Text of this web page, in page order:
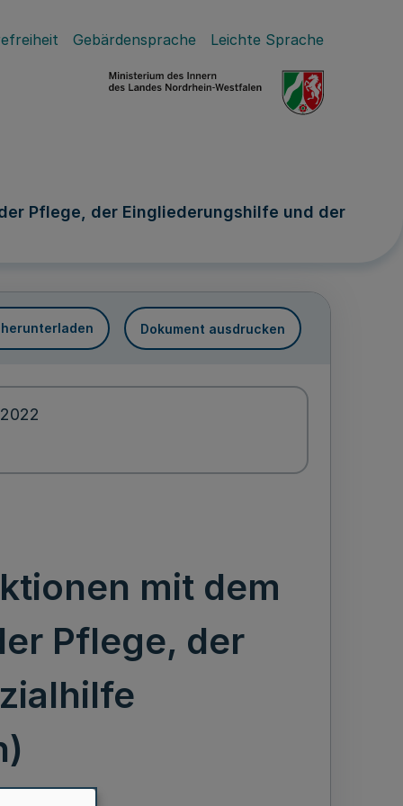
Gebärdensprache Leichte Sprache
Pflege, der Eingliederungshilfe und der
herunterladen Dokument ausdrucken
mit dem
Pflege, der